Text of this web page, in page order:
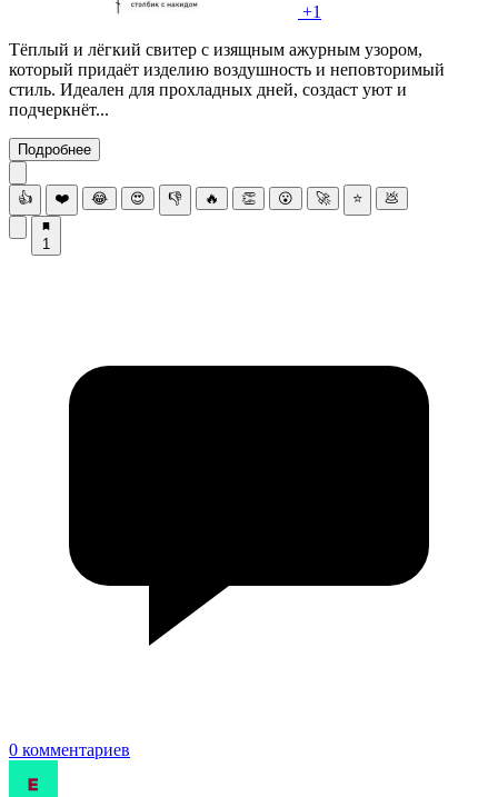
+1
Тёплый и лёгкий свитер с изящным ажурным узором,
который придаёт изделию воздушность и неповторимый
стиль. Идеален для прохладных дней, создаст уют и
подчеркнёт...
Подробнее
👍 ❤️ 😂 😍 👎 🔥 👏 😮 🚀 ⭐ 💩
1
0 комментариев